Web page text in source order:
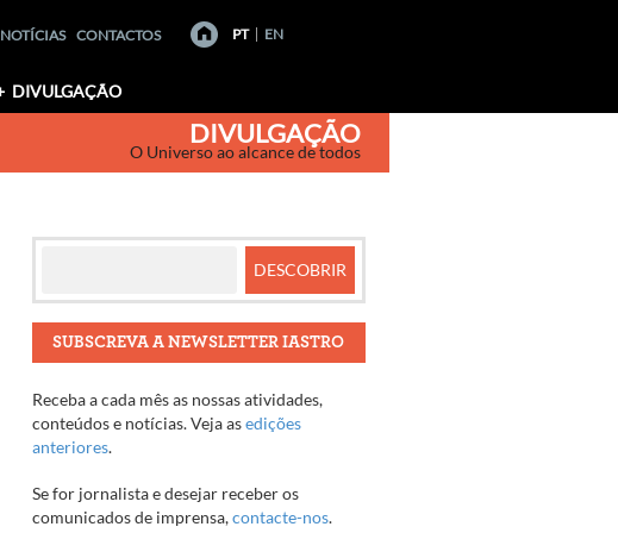
NOTÍCIAS CONTACTOS PT EN
DIVULGAÇÃO
DIVULGAÇÃO
O Universo ao alcance de todos
SUBSCREVA A NEWSLETTER IASTRO
Receba a cada mês as nossas atividades,
conteúdos e notícias. Veja asedições
anteriores.
Se for jornalista e desejar receber os
comunicados de imprensa,contacte-nos.